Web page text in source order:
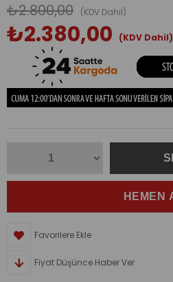
₺2.800,00 (KDV Dahil)
₺2.380,00 (KDV Dahil)
Favorilere Ekle
Fiyat Düşünce Haber Ver